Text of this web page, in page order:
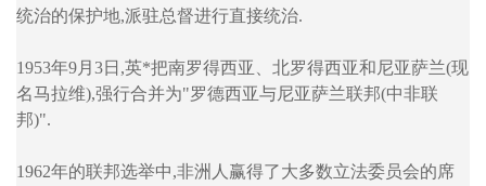
统治的保护地,派驻总督进行直接统治.
1953年9月3日,英*把南罗得西亚、北罗得西亚和尼亚萨兰(现
名马拉维),强行合并为"罗德西亚与尼亚萨兰联邦(中非联
邦)".
1962年的联邦选举中,非洲人赢得了大多数立法委员会的席